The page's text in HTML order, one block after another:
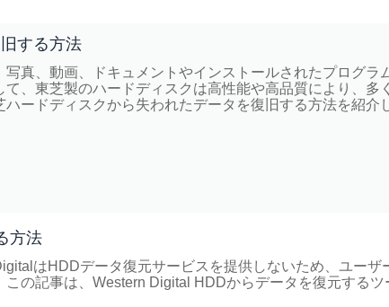
する方法
真、動画、ドキュメントやインストールされたプログラ
、東芝製のハードディスクは高性能や高品質により、多
ードディスクから失われたデータを復旧する方法を紹介
方法
はHDDデータ復元サービスを提供しないため、ユーザ
の記事は、Western Digital HDDからデータを復元するツ